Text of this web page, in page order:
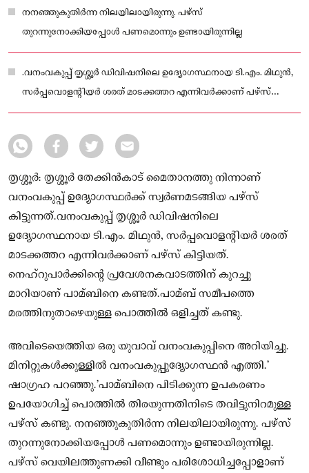
നനഞ്ഞുകുതിര്‍ന്ന നിലയിലായിരുന്നു. പഴ്‌സ്
തുറന്നുനോക്കിയപ്പോള്‍ പണമൊന്നും ഉണ്ടായിരുന്നില്ല
.വനംവകുപ്പ് തൃശ്ശൂര്‍ ഡിവിഷനിലെ ഉദ്യോഗസ്ഥനായ ടി.എം. മിഥുന്‍,
സര്‍പ്പവൊളന്റിയര്‍ ശരത് മാടക്കത്തറ എന്നിവര്‍ക്കാണ് പഴ്‌സ്
കിട്ടിയത്.
തൃശ്ശൂര്‍: തൃശ്ശൂര്‍ തേക്കിന്‍കാട് മൈതാനത്തു നിന്നാണ്
വനംവകുപ്പ് ഉദ്യോഗസ്ഥര്‍ക്ക് സ്വര്‍ണമടങ്ങിയ പഴ്‌സ്
കിട്ടുന്നത്.വനംവകുപ്പ് തൃശ്ശൂര്‍ ഡിവിഷനിലെ
ഉദ്യോഗസ്ഥനായ ടി.എം. മിഥുന്‍, സര്‍പ്പവൊളന്റിയര്‍ ശരത്
മാടക്കത്തറ എന്നിവര്‍ക്കാണ് പഴ്‌സ് കിട്ടിയത്.
നെഹ്‌റുപാര്‍ക്കിന്റെ പ്രവേശനകവാടത്തിന് കുറച്ചു
മാറിയാണ് പാമ്ബിനെ കണ്ടത്.പാമ്ബ് സമീപത്തെ
മരത്തിനുതാഴെയുള്ള പൊത്തില്‍ ഒളിച്ചത് കണ്ടു.
അവിടെയെത്തിയ ഒരു യുവാവ് വനംവകുപ്പിനെ അറിയിച്ചു.
മിനിറ്റുകള്‍ക്കുള്ളില്‍ വനംവകുപ്പുദ്യോഗസ്ഥന്‍ എത്തി.’
ഷാഗ്രഹ പറഞ്ഞു.’പാമ്ബിനെ പിടിക്കുന്ന ഉപകരണം
ഉപയോഗിച്ച്‌ പൊത്തില്‍ തിരയുന്നതിനിടെ തവിട്ടുനിറമുള്ള
പഴ്സ് കണ്ടു. നനഞ്ഞുകുതിര്‍ന്ന നിലയിലായിരുന്നു. പഴ്‌സ്
തുറന്നുനോക്കിയപ്പോള്‍ പണമൊന്നും ഉണ്ടായിരുന്നില്ല.
പഴ്‌സ് വെയിലത്തുണക്കി വീണ്ടും പരിശോധിച്ചപ്പോളാണ്